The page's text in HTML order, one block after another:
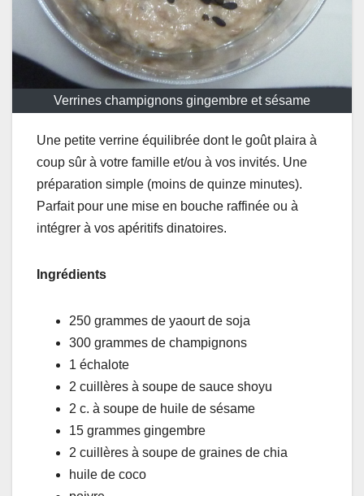
Verrines champignons gingembre et sésame
Une petite verrine équilibrée dont le goût plaira à
coup sûr à votre famille et/ou à vos invités. Une
préparation simple (moins de quinze minutes).
Parfait pour une mise en bouche raffinée ou à
intégrer à vos apéritifs dinatoires.
Ingrédients
250 grammes de yaourt de soja
300 grammes de champignons
1 échalote
2 cuillères à soupe de sauce shoyu
2 c. à soupe de huile de sésame
15 grammes gingembre
2 cuillères à soupe de graines de chia
huile de coco